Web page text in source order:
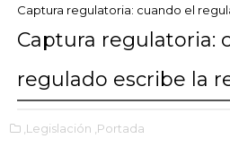
Captura regulatoria: cuando el
Captura regulatoria:
regulado escribe la
,Legislación ,Portada